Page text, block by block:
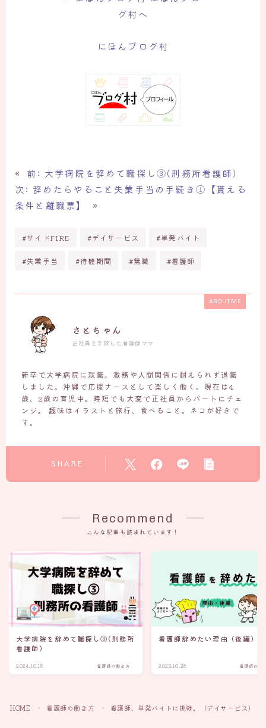
にほんブログ村
« 前: 大学病院を辞めて職探し③(刑務所看護師)
次: 辞めたらやること失業手当の手続き①【貰える
条件と離職票】
»
#サイドFIRE #デイサービス #単発バイト
#失業手当 #待機期間 #無職 #看護師
ABOUT ME
さとちゃん
正社員を手放した看護師ママ
新卒で大学病院に就職。激務や人間関係に耐えられず退職
しました。沖縄で応援ナースとして楽しく働く。現在は4
歳、2歳の育児中。時短でも大変で正社員からパートにチェ
ンジ。 趣味はイラストと旅行、食べること。ネコが好きで
す。
SHARE
Recommend
こんな記事も読まれています！
大学病院を辞めて職探し③(刑務所
看護師)
2024.10.18 看護師の働き方
看護師辞めたい理由（後編）
2023.10.28 看護師の働
HOME ＞ 看護師の働き方 ＞ 看護師、単発バイトに挑戦。（デイサービス）